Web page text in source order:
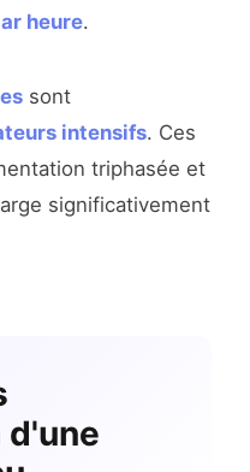
heure.
sont
intensifs. Ces
triphasée et
significativement